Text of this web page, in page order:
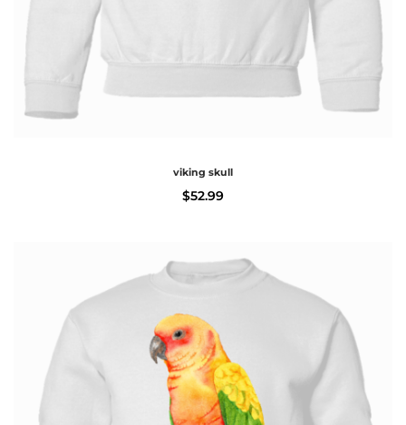
viking skull
$52.99